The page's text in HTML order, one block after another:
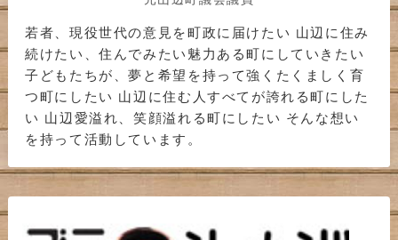
若者、現役世代の意見を町政に届けたい 山辺に住み
続けたい、住んでみたい魅力ある町にしていきたい
子どもたちが、夢と希望を持って強くたくましく育
つ町にしたい 山辺に住む人すべてが誇れる町にした
い 山辺愛溢れ、笑顔溢れる町にしたい そんな想い
を持って活動しています。